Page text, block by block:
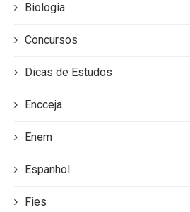
Biologia
Concursos
Dicas de Estudos
Encceja
Enem
Espanhol
Fies